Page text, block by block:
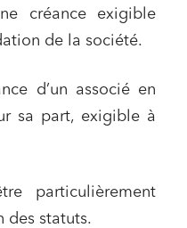
créance exigible
de la société.
d’un associé en
sa part, exigible à
particulièrement
des statuts.